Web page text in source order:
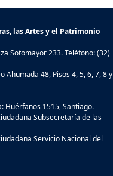
las Artes y el Patrimonio
Sotomayor 233. Teléfono: (32)
Ahumada 48, Pisos 4, 5, 6, 7, 8 y
Huérfanos 1515, Santiago.
Subsecretaría de las
Servicio Nacional del